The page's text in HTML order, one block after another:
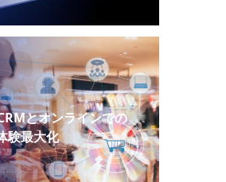
とオンラインでの
験最大化